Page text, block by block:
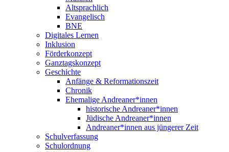
Altsprachlich
Evangelisch
BNE
Digitales Lernen
Inklusion
Förderkonzept
Ganztagskonzept
Geschichte
Anfänge & Reformationszeit
Chronik
Ehemalige Andreaner*innen
historische Andreaner*innen
Jüdische Andreaner*innen
Andreaner*innen aus jüngerer Zeit
Schulverfassung
Schulordnung